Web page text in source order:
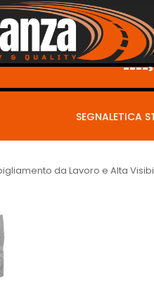
---->
SEGNALETICA
da Lavoro e Alta